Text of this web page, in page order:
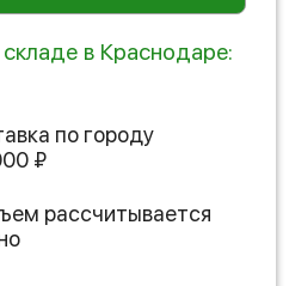
в Краснодаре:
по городу
₽
рассчитывается